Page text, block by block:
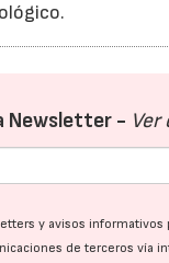
Newsletter - Ver
y avisos
de terceros vía